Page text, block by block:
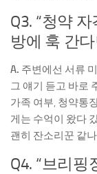
Q3. “청약
방에 훅 간
A. 주변에선 서류
그 얘기 듣고 바로
가족 여부, 청약통
게는 수억이 왔다
괜히 잔소리꾼 같
Q4. “브리핑